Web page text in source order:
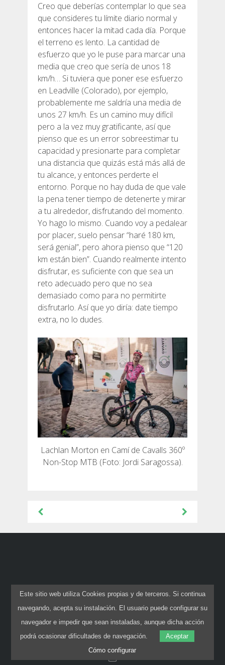
Creo que deberías contemplar lo que sea
que consideres tu límite diario normal y
entonces hacer la mitad cada día. Porque
el terreno es lento. La cantidad de
esfuerzo que yo le puse para marcar una
media que creo que sería de unos 18
km/h… Si tuviera que poner ese esfuerzo
en Leadville (Colorado), por ejemplo,
probablemente me saldría una media de
unos 27 km/h. Es un camino muy difícil
pero a la vez muy gratificante, así que
pienso que es un error sobreestimar tu
capacidad y presionarte para completar
una distancia que quizás está más allá de
tu alcance, y entonces perderte el
entorno. Porque no hay duda de que vale
la pena tener tiempo de detenerte y mirar
a tu alrededor, disfrutando del momento.
Yo hago lo mismo. Cuando voy a pedalear
por placer, suelo pensar “haré 180 km,
será genial”, pero ahora pienso que “120
km están bien”. Cuando realmente intento
disfrutar, es suficiente con que sea un
reto adecuado pero que no sea
demasiado como para no permitirte
disfrutarlo. Así que yo diría: date tiempo
extra, no lo dudes.
Lachlan Morton en Camí de Cavalls 360º
Non-Stop MTB (Foto: Jordi Saragossa).
Navegación
de
entradas
+34 971 105 136
Carrer Comte de
Cifuentes, 89
Ciutadella de Menorca,
Este sitio web utiliza Cookies propias y de terceros. Si continua
navegando, acepta su instalación. El usuario puede configurar su
navegador e impedir que sean instaladas, aunque dicha acción
podrá ocasionar dificultades de navegación.
Aceptar
Cómo configurar